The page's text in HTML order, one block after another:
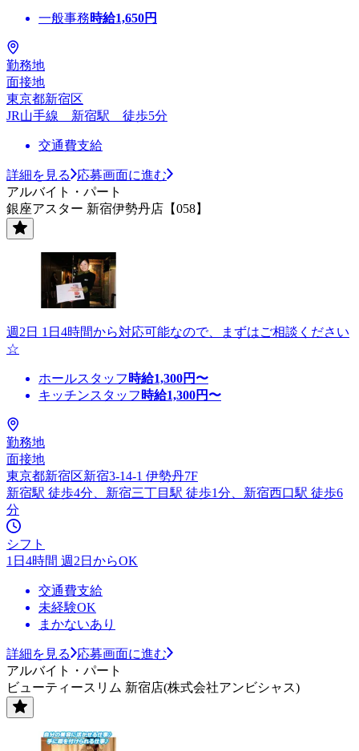
一般事務時給1,650円
勤務地
面接地
東京都新宿区
JR山手線 新宿駅 徒歩5分
交通費支給
詳細を見る
応募画面に進む
アルバイト・パート
銀座アスター 新宿伊勢丹店【058】
週2日 1日4時間から対応可能なので、まずはご相談ください
☆
ホールスタッフ 時給1,300円〜
キッチンスタッフ 時給1,300円〜
勤務地
面接地
東京都新宿区新宿3-14-1 伊勢丹7F
新宿駅 徒歩4分、新宿三丁目駅 徒歩1分、新宿西口駅 徒歩6
分
シフト
1日4時間 週2日からOK
交通費支給
未経験OK
まかないあり
詳細を見る
応募画面に進む
アルバイト・パート
ビューティースリム 新宿店(株式会社アンビシャス)